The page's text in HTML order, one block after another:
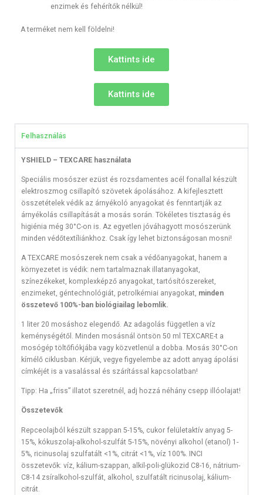
enzimek és fehérítők nélkül!
A terméket nem kell földelni!
Kattints ide
Kattints ide
Felhasználás
YSHIELD – TEXCARE használata
Speciális mosószer ezüst és rozsdamentes acél fonallal készült
elektroszmog csillapító szövetek ápolásához. A kifejlesztett
összetételek védik az árnyékoló anyagokat és fenntartják az
árnyékolás csillapítását a mosás során. Tökéletes tisztaság és
higiénia még 30°C-on is. Az egyetlen jóváhagyott mosószerünk
minden védőtextíliánkhoz. Csak így lehet biztonságosan mosni!
A TEXCARE mosószerek nem csak a védőanyagokat, hanem a
környezetet is védik: nem tartalmaznak illatanyagokat,
színezékeket, komplexképző anyagokat, tartósítószereket,
enzimeket, géntechnológiát, petrolkémiai anyagokat, minden
összetevő 100%-ban biológiailag lebomlik.
1 liter 20 mosáshoz elegendő. Az adagolás független a víz
keménységétől. Minden mosásnál öntsön 50 ml TEXCARE-t a
mosógép töltőfiókjába vagy közvetlenül a dobba. Mosás 30°C-on
kímélő ciklusban. Kérjük, vegye figyelembe az adott anyag ápolási
címkéjét is a vasalással és szárítással kapcsolatban!
Tipp: Ha „friss” illatot szeretnél, adj hozzá néhány csepp illóolajat!
Összetevők
Repceolajból készült szappan 5-15%, cukor felületaktív anyag 5-
15%, kókuszolaj-alkohol-szulfát 5-15%, növényi alkohol (etanol) 1-
5%, ricinusolaj szulfatált <1%, citrát <1%, víz 100%. INCI
összetevők: víz, kálium-szappan, alkil-poli-glükozid C8-16, nátrium-
C8-14 zsíralkohol-szulfát, alkohol, szulfatált ricinusolaj, kálium-
citrát.